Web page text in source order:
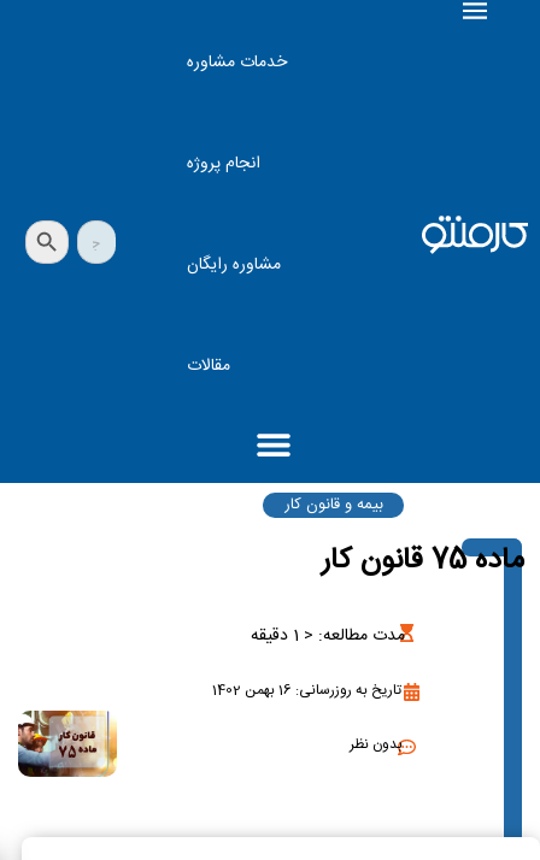
خدمات مشاوره
انجام پروژه
مشاوره رایگان
مقالات
جستجو
برای:
دکمه جستجو
بیمه و قانون کار
ماده 75 قانون کار
مدت مطالعه: < 1 دقیقه
تاریخ به روزرسانی: 16 بهمن 1402
بدون نظر